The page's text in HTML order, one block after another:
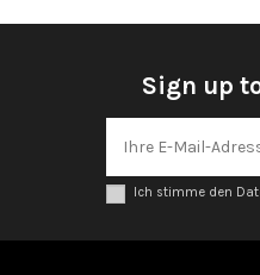
Sign up
Ich stimme den